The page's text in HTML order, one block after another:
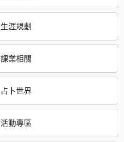
生涯規劃
課業相關
占卜世界
活動專區